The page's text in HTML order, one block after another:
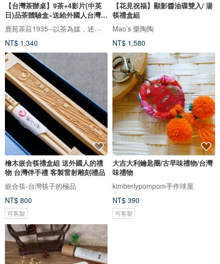
【台灣茶辦桌】9茶+4影片(中英
日)品茶體驗盒~送給外國人台灣伴
手
鹿苑茶莊1935--以茶為媒，述說台灣島嶼的故事與溫暖
NT$ 1,340
【花見祝福】顯影醬油碟雙入/ 湯
筷禮盒組
Mao’s 樂陶陶
NT$ 1,580
檜木嵌合筷禮盒組 送外國人的禮
物 台灣伴手禮 客製雷射雕刻禮品
嵌合筷-台灣筷子的極品
NT$ 800
可客製
大吉大利鑰匙圈/古早味禮物/台灣
味禮物
kimberlypompom手作球屋
NT$ 390
可客製